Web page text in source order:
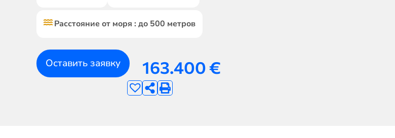
Расстояние от моря : до 500 метров
Оставить заявку 163.400€